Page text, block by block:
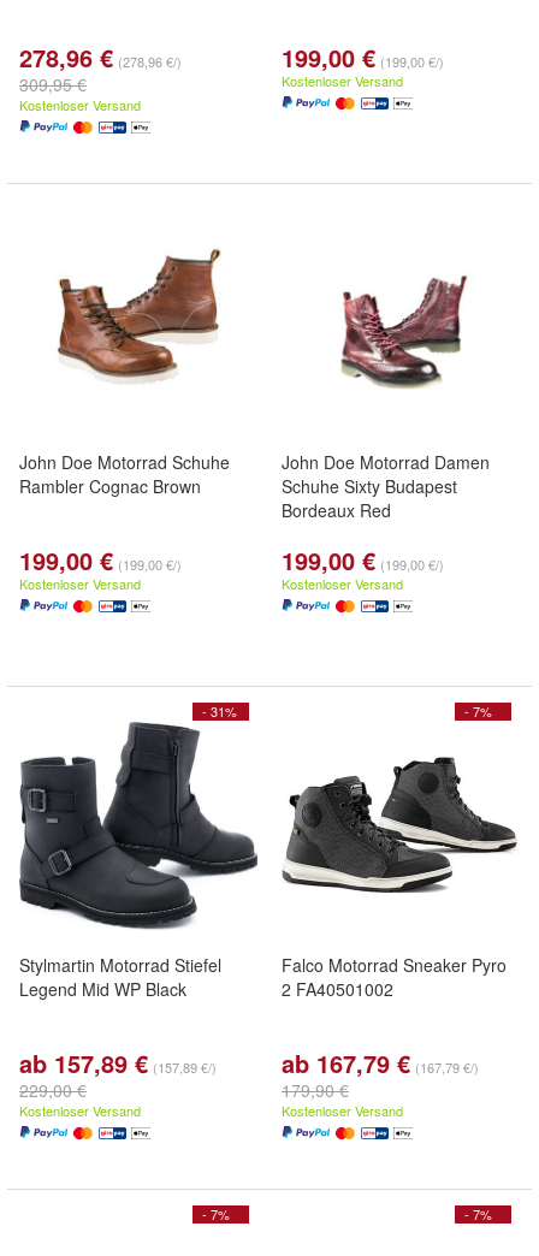
278,96 € (278,96 €/)
309,95 €
Kostenloser Versand
199,00 € (199,00 €/)
Kostenloser Versand
John Doe Motorrad Schuhe
Rambler Cognac Brown
199,00 € (199,00 €/)
Kostenloser Versand
John Doe Motorrad Damen
Schuhe Sixty Budapest
Bordeaux Red
199,00 € (199,00 €/)
Kostenloser Versand
- 31%
Stylmartin Motorrad Stiefel
Legend Mid WP Black
ab 157,89 € (157,89 €/)
229,00 €
Kostenloser Versand
- 7%
Falco Motorrad Sneaker Pyro
2 FA40501002
ab 167,79 € (167,79 €/)
179,90 €
Kostenloser Versand
- 7% - 7%